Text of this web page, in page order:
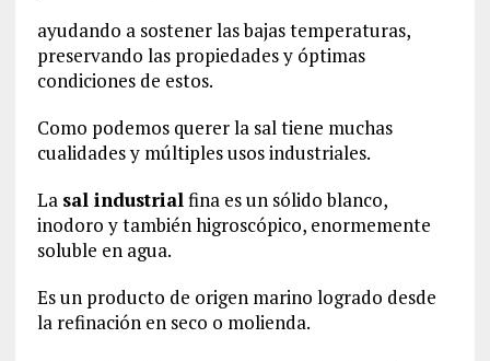
ayudando a sostener las bajas temperaturas,
preservando las propiedades y óptimas
condiciones de estos.
Como podemos querer la sal tiene muchas
cualidades y múltiples usos industriales.
La sal industrialfina es un sólido blanco,
inodoro y también higroscópico, enormemente
soluble en agua.
Es un producto de origen marino logrado desde
la refinación en seco o molienda.